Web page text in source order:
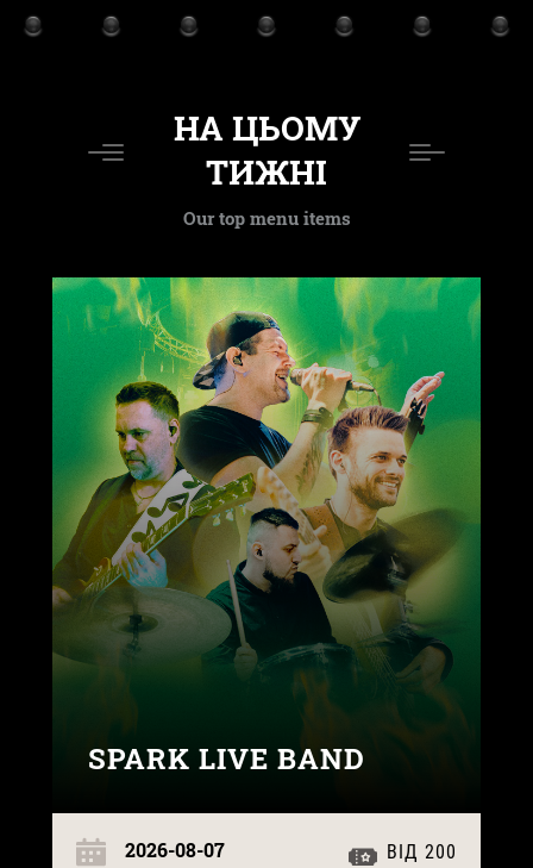
НА ЦЬОМУ
ТИЖНІ
Our top menu items
SPARK LIVE BAND
2026-08-07 ВІД 200